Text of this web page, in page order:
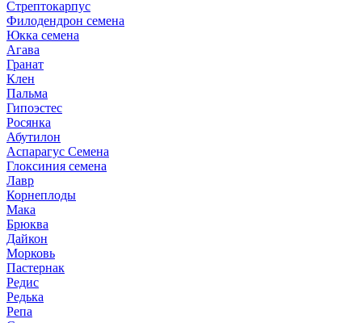
Стрептокарпус
Филодендрон семена
Юкка семена
Агава
Гранат
Клен
Пальма
Гипоэстес
Росянка
Абутилон
Аспарагус Семена
Глоксиния семена
Лавр
Корнеплоды
Мака
Брюква
Дайкон
Морковь
Пастернак
Редис
Редька
Репа